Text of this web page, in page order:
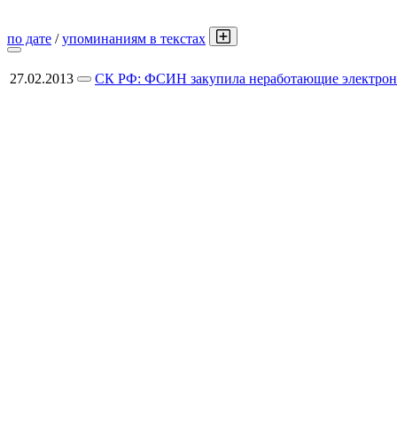
по дате /упоминаниям в текстах
27.02.2013 СК РФ: ФСИН закупила неработающие